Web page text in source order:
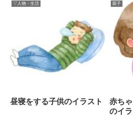
▽人物・生活
昼寝をする子供のイラスト
親子
赤ち
のイ